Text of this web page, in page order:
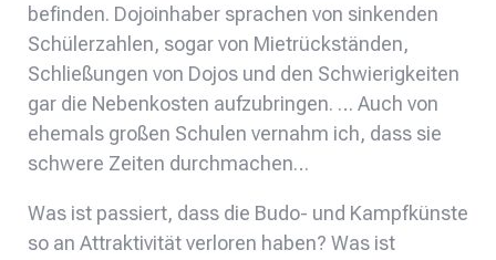
befinden. Dojoinhaber sprachen von sinkenden
Schülerzahlen, sogar von Mietrückständen,
Schließungen von Dojos und den Schwierigkeiten
gar die Nebenkosten aufzubringen. … Auch von
ehemals großen Schulen vernahm ich, dass sie
schwere Zeiten durchmachen…
Was ist passiert, dass die Budo- und Kampfkünste
so an Attraktivität verloren haben? Was ist